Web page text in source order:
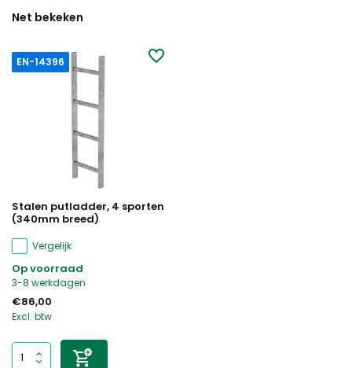
Net bekeken
EN-14396
Stalen putladder, 4 sporten
(340mm breed)
Vergelijk
Op voorraad
3-8 werkdagen
€86,00
Excl. btw